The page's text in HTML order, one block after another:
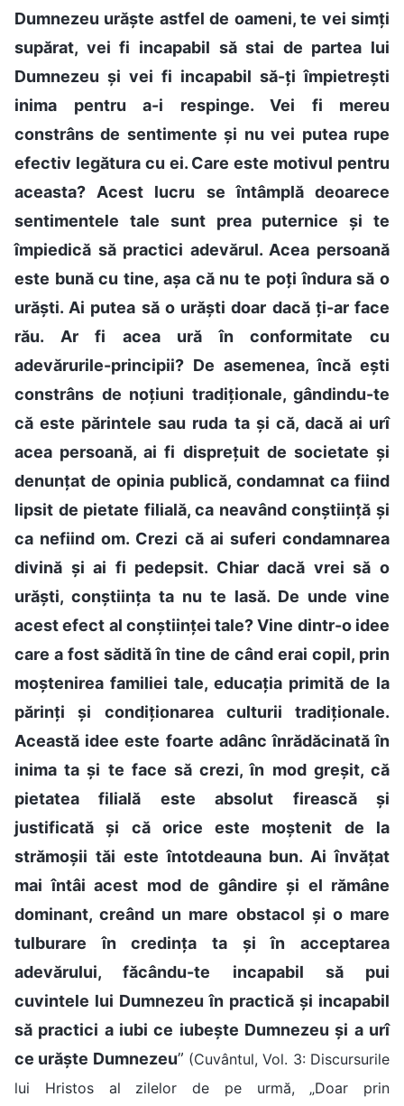
Dumnezeu urăște astfel de oameni, te vei simți
supărat, vei fi incapabil să stai de partea lui
Dumnezeu și vei fi incapabil să-ți împietrești
inima pentru a-i respinge. Vei fi mereu
constrâns de sentimente și nu vei putea rupe
efectiv legătura cu ei. Care este motivul pentru
aceasta? Acest lucru se întâmplă deoarece
sentimentele tale sunt prea puternice și te
împiedică să practici adevărul. Acea persoană
este bună cu tine, așa că nu te poți îndura să o
urăști. Ai putea să o urăști doar dacă ți-ar face
rău. Ar fi acea ură în conformitate cu
adevărurile-principii? De asemenea, încă ești
constrâns de noțiuni tradiționale, gândindu-te
că este părintele sau ruda ta și că, dacă ai urî
acea persoană, ai fi disprețuit de societate și
denunțat de opinia publică, condamnat ca fiind
lipsit de pietate filială, ca neavând conștiință și
ca nefiind om. Crezi că ai suferi condamnarea
divină și ai fi pedepsit. Chiar dacă vrei să o
urăști, conștiința ta nu te lasă. De unde vine
acest efect al conștiinței tale? Vine dintr-o idee
care a fost sădită în tine de când erai copil, prin
moștenirea familiei tale, educația primită de la
părinți și condiționarea culturii tradiționale.
Această idee este foarte adânc înrădăcinată în
inima ta și te face să crezi, în mod greșit, că
pietatea filială este absolut firească și
justificată și că orice este moștenit de la
strămoșii tăi este întotdeauna bun. Ai învățat
mai întâi acest mod de gândire și el rămâne
dominant, creând un mare obstacol și o mare
tulburare în credința ta și în acceptarea
adevărului, făcându-te incapabil să pui
cuvintele lui Dumnezeu în practică și incapabil
să practici a iubi ce iubește Dumnezeu și a urî
ce urăște Dumnezeu” (Cuvântul, Vol. 3: Discursurile
lui Hristos al zilelor de pe urmă, „Doar prin